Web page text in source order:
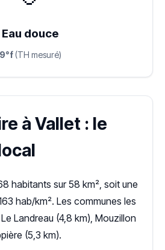
Eau douce
9°f(TH mesuré)
à Vallet : le
habitants sur 58 km², soit une
hab/km². Les communes les
Landreau (4,8 km), Mouzillon
(5,3 km).